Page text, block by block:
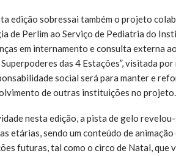
edição sobressai também o projeto
de Perlim ao Serviço de Pediatria do
em internamento e consulta externa
Superpoderes das 4 Estações”, visitada
social será para manter e
de outras instituições no projeto.
nesta edição, a pista de gelo
etárias, sendo um conteúdo de
futuras, tal como o circo de Natal, que